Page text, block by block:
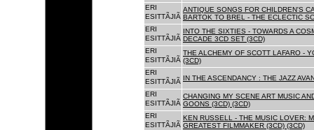
ERI
ESITTÃJIÃ
ANTIQUE SONGS FOR CHILDREN'S
BARTOK TO BREL - THE ECLECTIC
ERI
ESITTÃJIÃ
INTO THE SIXTIES - TOWARDS A
DECADE 3CD SET (3CD)
ERI
ESITTÃJIÃ
THE ALCHEMY OF SCOTT LAFARO -
(3CD)
ERI
ESITTÃJIÃ IN THE ASCENDANCY : THE JAZZ
ERI
ESITTÃJIÃ
CHANGING MY SCENE ART MUSIC
GOONS (3CD) (3CD)
ERI
ESITTÃJIÃ
KEN RUSSELL - THE MUSIC LOVER:
GREATEST FILMMAKER (3CD) (3CD)